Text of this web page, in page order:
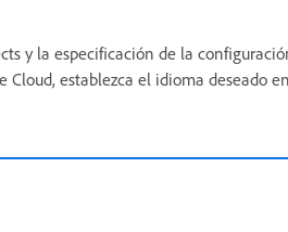
y la especificación de la
Cloud, establezca el idioma deseado